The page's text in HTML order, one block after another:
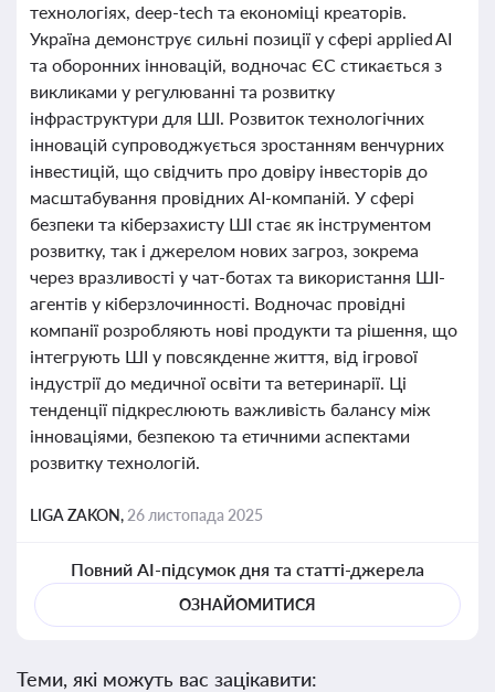
технологіях, deep-tech та економіці креаторів.
Україна демонструє сильні позиції у сфері applied AI
та оборонних інновацій, водночас ЄС стикається з
викликами у регулюванні та розвитку
інфраструктури для ШІ. Розвиток технологічних
інновацій супроводжується зростанням венчурних
інвестицій, що свідчить про довіру інвесторів до
масштабування провідних AI-компаній. У сфері
безпеки та кіберзахисту ШІ стає як інструментом
розвитку, так і джерелом нових загроз, зокрема
через вразливості у чат-ботах та використання ШІ-
агентів у кіберзлочинності. Водночас провідні
компанії розробляють нові продукти та рішення, що
інтегрують ШІ у повсякденне життя, від ігрової
індустрії до медичної освіти та ветеринарії. Ці
тенденції підкреслюють важливість балансу між
інноваціями, безпекою та етичними аспектами
розвитку технологій.
LIGA ZAKON, 26 листопада 2025
Повний AI-підсумок дня та статті-джерела
ОЗНАЙОМИТИСЯ
Теми, які можуть вас зацікавити: